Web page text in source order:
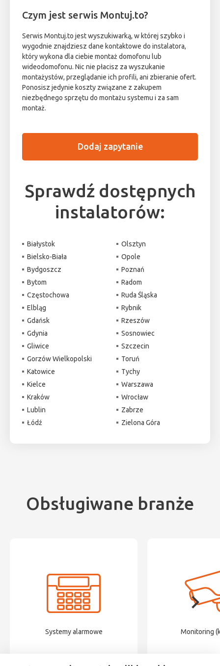
Czym jest serwis Montuj.to?
Serwis Montuj.to jest wyszukiwarką, w której szybko i
wygodnie znajdziesz dane kontaktowe do instalatora,
który wykona dla ciebie montaż domofonu lub
wideodomofonu. Nic nie płacisz za wyszukanie
montażystów, przeglądanie ich profili, ani zbieranie ofert.
Ponosisz jedynie koszty związane z zakupem
niezbędnego sprzętu do montażu systemu i za sam
montaż.
Dodaj zapytanie
Sprawdź dostępnych
instalatorów:
Białystok
Bielsko-Biała
Bydgoszcz
Bytom
Częstochowa
Elbląg
Gdańsk
Gdynia
Gliwice
Gorzów Wielkopolski
Katowice
Kielce
Kraków
Lublin
Łódź
Olsztyn
Opole
Poznań
Radom
Ruda Śląska
Rybnik
Rzeszów
Sosnowiec
Szczecin
Toruń
Tychy
Warszawa
Wrocław
Zabrze
Zielona Góra
Obsługiwane branże
Systemy alarmowe Monitoring